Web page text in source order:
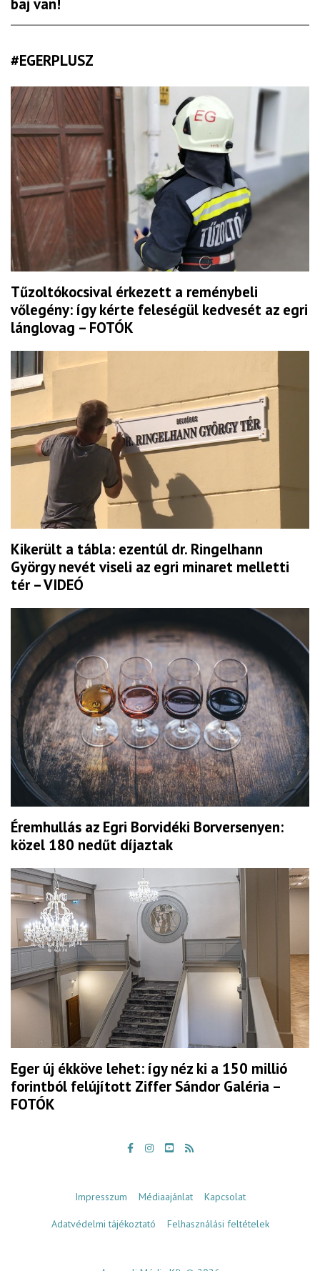
baj van!
#EGERPLUSZ
Tűzoltókocsival érkezett a reménybeli
vőlegény: így kérte feleségül kedvesét az egri
lánglovag – FOTÓK
Kikerült a tábla: ezentúl dr. Ringelhann
György nevét viseli az egri minaret melletti
tér – VIDEÓ
Éremhullás az Egri Borvidéki Borversenyen:
közel 180 nedűt díjaztak
Eger új ékköve lehet: így néz ki a 150 millió
forintból felújított Ziffer Sándor Galéria –
FOTÓK
Impresszum Médiaajánlat Kapcsolat
Adatvédelmi tájékoztató Felhasználási feltételek